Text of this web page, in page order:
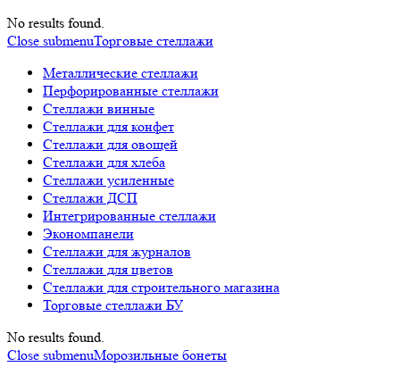
No results found.
Close submenuТорговые стеллажи
Металлические стеллажи
Перфорированные стеллажи
Стеллажи винные
Стеллажи для конфет
Стеллажи для овощей
Стеллажи для хлеба
Стеллажи усиленные
Стеллажи ДСП
Интегрированные стеллажи
Экономпанели
Стеллажи для журналов
Стеллажи для цветов
Стеллажи для строительного магазина
Торговые стеллажи БУ
No results found.
Close submenuМорозильные бонеты